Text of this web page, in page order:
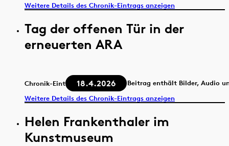
Weitere Details des Chronik-Eintrags anzeigen
Tag der offenen Tür in der
erneuerten ARA
Chronik-Eintrag 18.4.2026
Beitrag enthält Bilder, Audio
Weitere Details des Chronik-Eintrags anzeigen
Helen Frankenthaler im
Kunstmuseum